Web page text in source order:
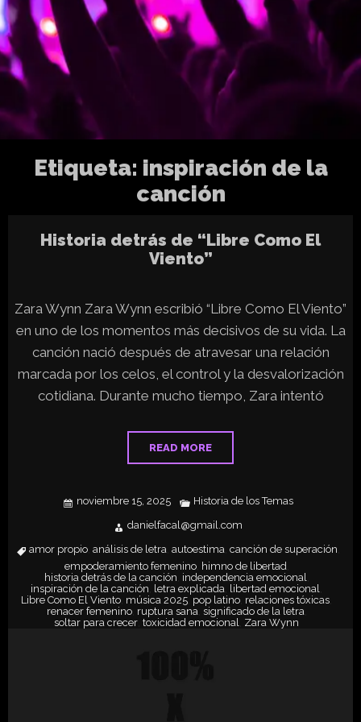
Etiqueta: inspiración de la
canción
Historia detrás de “Libre Como El
Viento”
Zara Wynn Zara Wynn escribió “Libre Como El Viento”
en uno de los momentos más decisivos de su vida. La
canción nació después de atravesar una relación
marcada por los celos, el control y la desvalorización
cotidiana. Durante mucho tiempo, Zara intentó
READ MORE
noviembre 15, 2025
Historia de los Temas
danielfacal@gmail.com
amor propio análisis de letra autoestima canción de superación
empoderamiento femenino, himno de libertad,
historia detrás de la canción independencia emocional,
inspiración de la canción letra explicada libertad emocional
Libre Como El Viento música 2025 pop latino relaciones tóxicas
renacer femenino, ruptura sana, significado de la letra,
soltar para crecer toxicidad emocional Zara Wynn